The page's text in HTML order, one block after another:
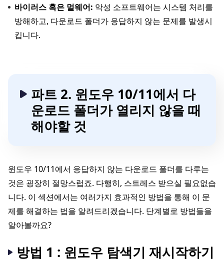
바이러스 혹은 멀웨어: 악성 소프트웨어는 시스템 처리를
방해하고, 다운로드 폴더가 응답하지 않는 문제를 발생시
킵니다.
파트 2. 윈도우 10/11에서 다
운로드 폴더가 열리지 않을 때
해야할 것
윈도우 10/11에서 응답하지 않는 다운로드 폴더를 다루는
것은 굉장히 절망스럽죠. 다행히, 스트레스 받으실 필요없습
니다. 이 섹션에서는 여러가지 효과적인 방법을 통해 이 문
제를 해결하는 법을 알려드리겠습니다. 단계별로 방법들을
알아볼까요?
방법 1 : 윈도우 탐색기 재시작하기